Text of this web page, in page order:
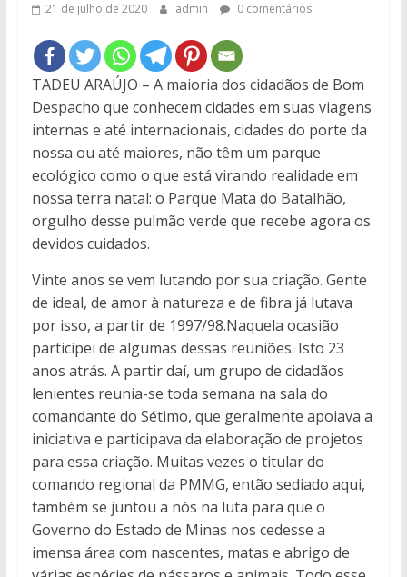
21 de julho de 2020 admin 0 comentários
TADEU ARAÚJO – A maioria dos cidadãos de Bom
Despacho que conhecem cidades em suas viagens
internas e até internacionais, cidades do porte da
nossa ou até maiores, não têm um parque
ecológico como o que está virando realidade em
nossa terra natal: o Parque Mata do Batalhão,
orgulho desse pulmão verde que recebe agora os
devidos cuidados.
Vinte anos se vem lutando por sua criação. Gente
de ideal, de amor à natureza e de fibra já lutava
por isso, a partir de 1997/98.Naquela ocasião
participei de algumas dessas reuniões. Isto 23
anos atrás. A partir daí, um grupo de cidadãos
lenientes reunia-se toda semana na sala do
comandante do Sétimo, que geralmente apoiava a
iniciativa e participava da elaboração de projetos
para essa criação. Muitas vezes o titular do
comando regional da PMMG, então sediado aqui,
também se juntou a nós na luta para que o
Governo do Estado de Minas nos cedesse a
imensa área com nascentes, matas e abrigo de